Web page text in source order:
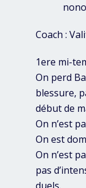
Coach :
1ere mi-
On perd
blessure,
début de
On n’est
On est
On n’est
pas